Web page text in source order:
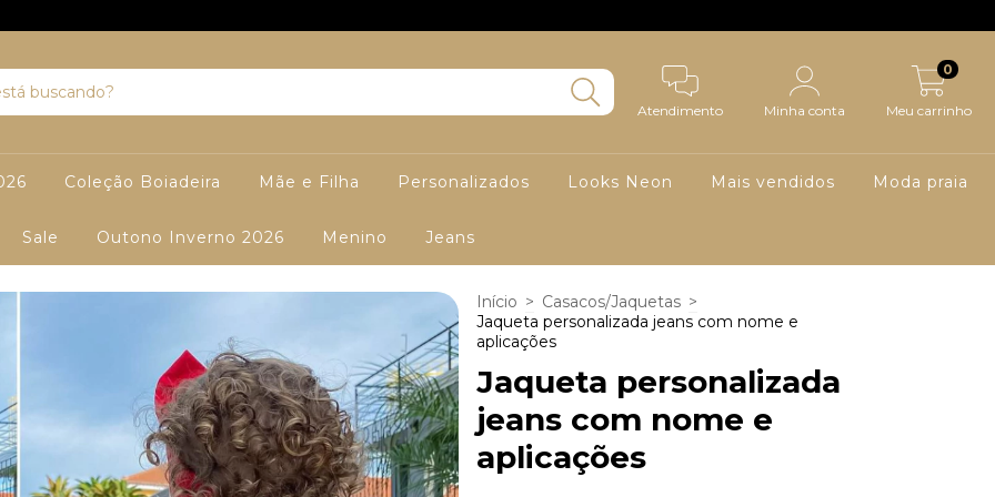
Atendimento Minha conta Meu carrinho
0
Coleção Boiadeira Mãe e Filha Personalizados Looks Neon Mais vendidos Moda praia
Sale Outono Inverno 2026 Menino Jeans
Início > Casacos/Jaquetas >
Jaqueta personalizada jeans com nome e
aplicações
Jaqueta personalizada
jeans com nome e
aplicações